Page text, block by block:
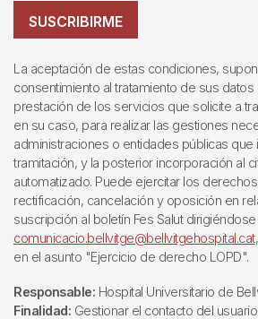
SUSCRIBIRME
La aceptación de estas condiciones,
consentimiento al tratamiento de sus
prestación de los servicios que solicite a
en su caso, para realizar las gestiones
administraciones o entidades públicas que
tramitación, y la posterior incorporación al
automatizado. Puede ejercitar los
rectificación, cancelación y oposición en
suscripción al boletín Fes Salut
comunicacio.bellvitge@bellvitgehospital.cat
en el asunto "Ejercicio de derecho LOPD".
Responsable: Hospital Universitario de
Finalidad: Gestionar el contacto del usuario